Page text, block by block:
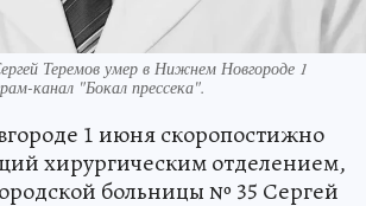
Теремов умер в Нижнем Новгороде 1
канал "Бокал прессека".
1 июня скоропостижно
хирургическим отделением,
больницы № 35 Сергей